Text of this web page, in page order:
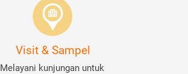
Visit & Sampel
Melayani kunjungan untuk